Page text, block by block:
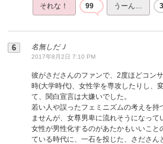
それな！ 99 うーん…
名無しだＪ
2017年8月2日 7:10 PM
彼がさださんのファンで、2度ほどコン
時(大学時代)、女性学を専攻したりし、
て、関白宣言は大嫌いでした。
若い人や誤ったフェミニズムの考えを
ませんが、女尊男卑に流れそうになって
女性が男性化するのがあたかもいいこと
ている時代に、一石を投じた、さださん